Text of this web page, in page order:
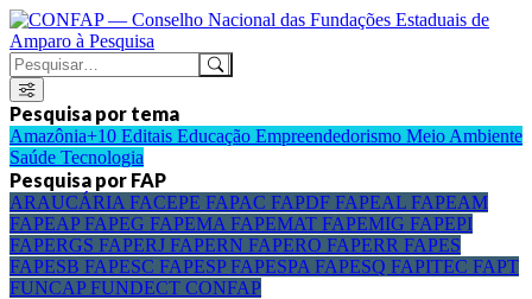
Pesquisa por tema
Amazônia+10 Editais Educação Empreendedorismo Meio Ambiente
Saúde Tecnologia
Pesquisa por FAP
ARAUCÁRIA FACEPE FAPAC FAPDF FAPEAL FAPEAM
FAPEAPFAPEG FAPEMA FAPEMAT FAPEMIG FAPEPI
FAPERGS FAPERJ FAPERN FAPERO FAPERR FAPES
FAPESB FAPESC FAPESPFAPESPA FAPESQ FAPITEC FAPT
FUNCAPFUNDECT CONFAP